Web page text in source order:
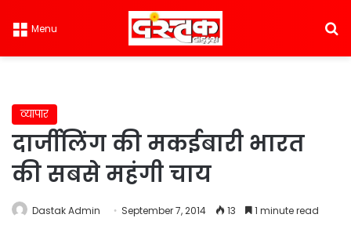
Menu
व्यापार
दार्जीलिंग की मकईबारी भारत
की सबसे महंगी चाय
Dastak Admin September 7, 2014 13 1 minute read